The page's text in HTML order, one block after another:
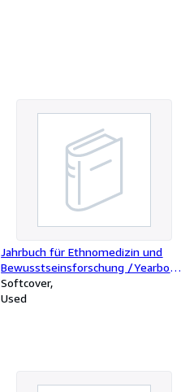
Jahrbuch für Ethnomedizin und
Bewusstseinsforschung /Yearbook
for. / Jahrbuch für Ethnomedizin
und Bewusstseinsforschung
Softcover
Used